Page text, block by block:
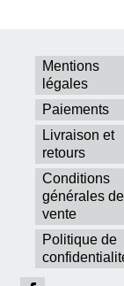
Mentions
légales
Paiements
Livraison et
retours
Conditions
générales de
vente
Politique de